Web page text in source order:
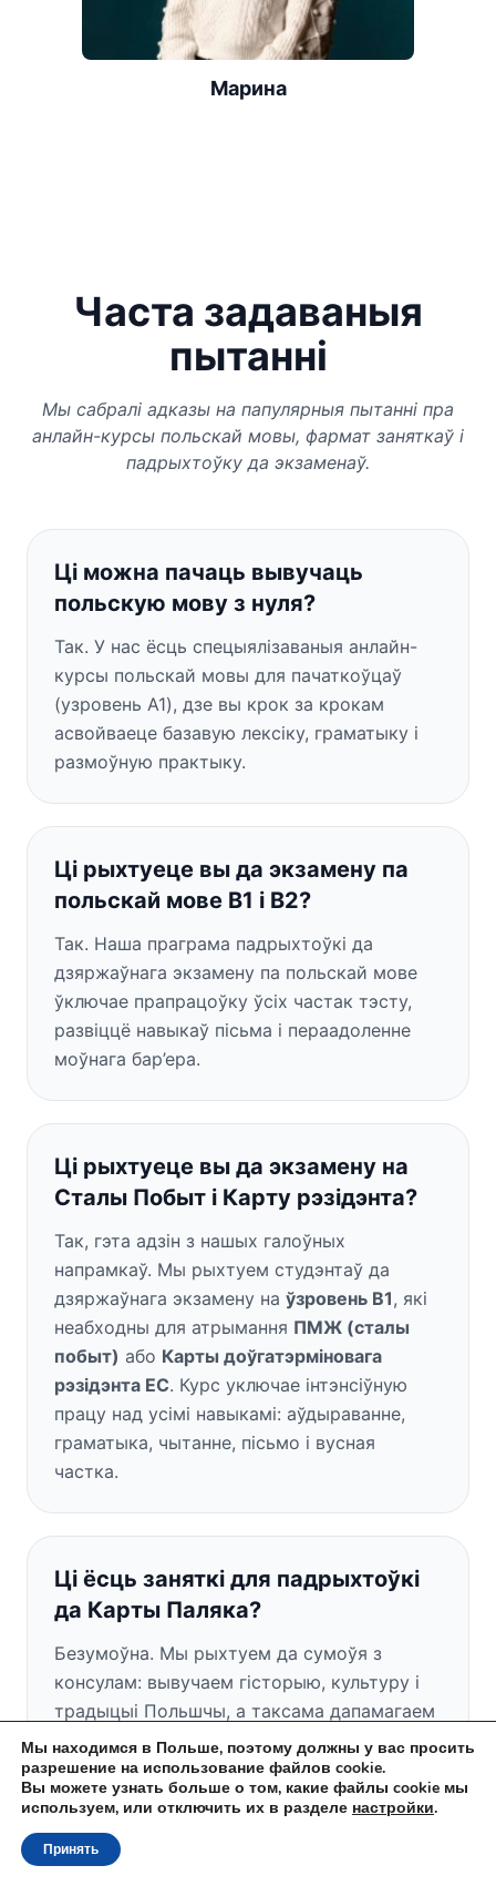
Марина
Часта задаваныя
пытанні
Мы сабралі адказы на папулярныя пытанні пра
анлайн-курсы польскай мовы, фармат заняткаў і
падрыхтоўку да экзаменаў.
Ці можна пачаць вывучаць
польскую мову з нуля?
Так. У нас ёсць спецыялізаваныя анлайн-
курсы польскай мовы для пачаткоўцаў
(узровень A1), дзе вы крок за крокам
асвойваеце базавую лексіку, граматыку і
размоўную практыку.
Ці рыхтуеце вы да экзамену па
польскай мове B1 і B2?
Так. Наша праграма падрыхтоўкі да
дзяржаўнага экзамену па польскай мове
ўключае прапрацоўку ўсіх частак тэсту,
развіццё навыкаў пісьма і пераадоленне
моўнага бар’ера.
Ці рыхтуеце вы да экзамену на
Сталы Побыт і Карту рэзідэнта?
Так, гэта адзін з нашых галоўных
напрамкаў. Мы рыхтуем студэнтаў да
дзяржаўнага экзамену на ўзровень B1, які
неабходны для атрымання ПМЖ (сталы
побыт) або Карты доўгатэрміновага
рэзідэнта ЕС. Курс уключае інтэнсіўную
працу над усімі навыкамі: аўдыраванне,
граматыка, чытанне, пісьмо і вусная
частка.
Ці ёсць заняткі для падрыхтоўкі
да Карты Паляка?
Безумоўна. Мы рыхтуем да сумоўя з
консулам: вывучаем гісторыю, культуру і
традыцыі Польшчы, а таксама дапамагаем
правільна запоўніць внёсэк (анкету) на
Карту Паляка.
Мы находимся в Польше, поэтому должны у вас просить
разрешение на использование файлов cookie.
Вы можете узнать больше о том, какие файлы cookie мы
используем, или отключить их в разделе настройки.
Принять